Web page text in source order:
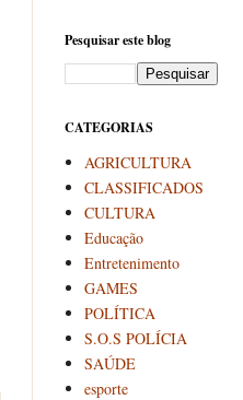
Pesquisar este blog
CATEGORIAS
AGRICULTURA
CLASSIFICADOS
CULTURA
Educação
Entretenimento
GAMES
POLÍTICA
S.O.S POLÍCIA
SAÚDE
esporte